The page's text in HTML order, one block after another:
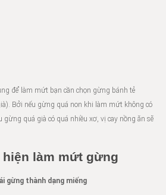
để làm mứt bạn cần chọn gừng bánh tẻ
Bởi nếu gừng quá non khi làm mứt không có
gừng quá già có quá nhiều xơ, vị cay nồng ăn sẽ
làm mứt gừng
gừng thành dạng miếng